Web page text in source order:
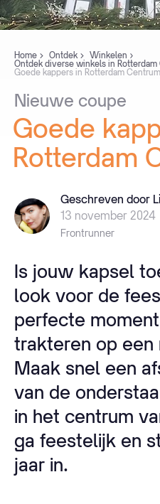
Home Ontdek
Winkelen
Ontdek diverse winkels in Rotterdam
Goede kappers in Rotterdam Centrum
Nieuwe coupe
Goede
Rotterdam
Geschreven door
13 november 2024
Frontrunner
Is jouw kapsel
look voor de
perfecte
trakteren op een
Maak snel een
van de
in het centrum
ga feestelijk en
jaar in.